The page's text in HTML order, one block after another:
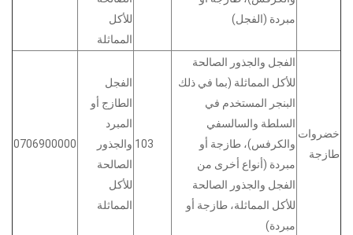
للأكل
المماثلة
مبردة (الفجل)
0706900000
الفجل
الطازج أو
المبرد
والجذور
الصالحة
للأكل
المماثلة
103
الفجل والجذور الصالحة
للأكل المماثلة (بما في ذلك
البنجر المستخدم في
السلطة والسالسفي
والكرفس)، طازجة أو
مبردة (أنواع أخرى من
الفجل والجذور الصالحة
للأكل المماثلة، طازجة أو
مبردة)
خضروات
طازجة